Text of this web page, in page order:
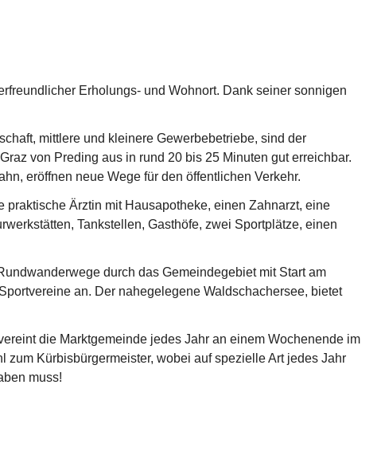
Erholungs- und Wohnort. Dank seiner sonnigen
mittlere und kleinere Gewerbebetriebe, sind der
von Preding aus in rund 20 bis 25 Minuten gut erreichbar.
eröffnen neue Wege für den öffentlichen Verkehr.
Ärztin mit Hausapotheke, einen Zahnarzt, eine
Tankstellen, Gasthöfe, zwei Sportplätze, einen
durch das Gemeindegebiet mit Start am
an. Der nahegelegene Waldschachersee, bietet
die Marktgemeinde jedes Jahr an einem Wochenende im
Kürbisbürgermeister, wobei auf spezielle Art jedes Jahr
muss!